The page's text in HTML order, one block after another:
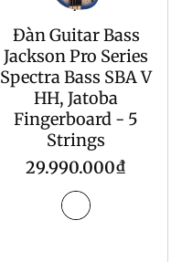
Đàn Guitar Bass
Jackson Pro Series
Spectra Bass SBA V
HH, Jatoba
Fingerboard - 5
Strings
Giá
29.990.000₫